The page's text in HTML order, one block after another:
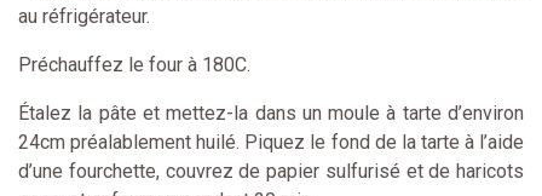
au réfrigérateur.
Préchauffez le four à 180C.
Étalez la pâte et mettez-la dans un moule à tarte d’environ
24cm préalablement huilé. Piquez le fond de la tarte à l’aide
d’une fourchette, couvrez de papier sulfurisé et de haricots